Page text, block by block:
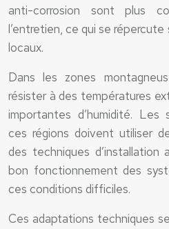
anti-corrosion sont plus
l’entretien, ce qui se
locaux.
Dans les zones
résister à des températures
importantes d’humidité. Les
ces régions doivent utiliser
des techniques d’installation
bon fonctionnement des
ces conditions difficiles.
Ces adaptations techniques